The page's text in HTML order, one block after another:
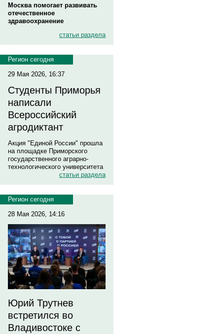
Москва помогает развивать
отечественное
здравоохранение
статьи раздела
Регион сегодня
29 Мая 2026, 16:37
Студенты Приморья
написали
Всероссийский
агродиктант
Акция "Единой России" прошла
на площадке Приморского
государственного аграрно-
технологического университета
статьи раздела
Регион сегодня
28 Мая 2026, 14:16
Юрий Трутнев
встретился во
Владивостоке с